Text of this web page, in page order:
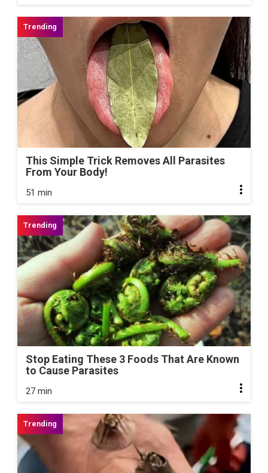
This Simple Trick Removes All Parasites
From Your Body!
51 min
Stop Eating These 3 Foods That Are Known
to Cause Parasites
27 min